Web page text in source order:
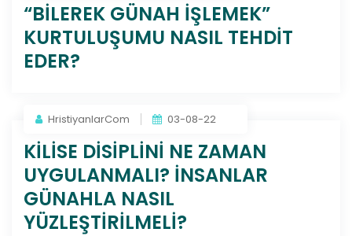
“BİLEREK GÜNAH İŞLEMEK”
KURTULUŞUMU NASIL TEHDİT
EDER?
HristiyanlarCom 03-08-22
KİLİSE DİSİPLİNİ NE ZAMAN
UYGULANMALI? İNSANLAR
GÜNAHLA NASIL
YÜZLEŞTİRİLMELİ?